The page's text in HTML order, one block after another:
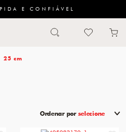
E CONFIÁVEL
25 cm
Ordenar por selecione